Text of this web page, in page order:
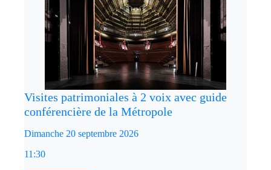
Visites patrimoniales à 2 voix avec guide
conférencière de la Métropole
Dimanche 20 septembre 2026
11:30